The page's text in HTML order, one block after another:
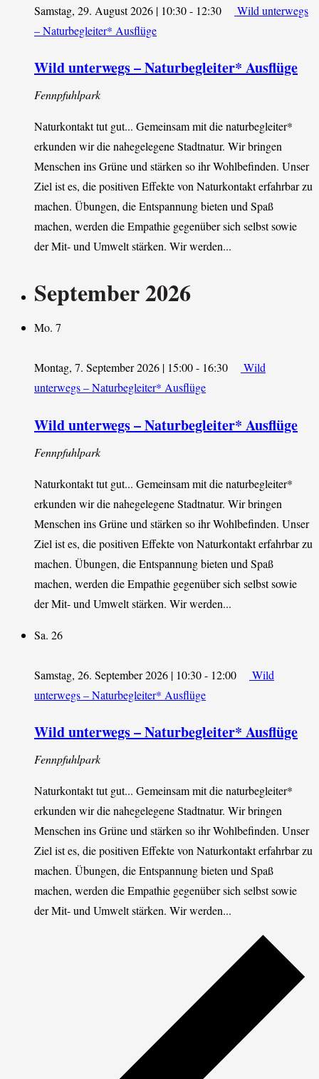
Samstag, 29. August 2026 | 10:30- 12:30
Wild unterwegs
– Naturbegleiter* Ausflüge
Wild unterwegs – Naturbegleiter* Ausflüge
Fennpfuhlpark
Naturkontakt tut gut... Gemeinsam mit die naturbegleiter*
erkunden wir die nahegelegene Stadtnatur. Wir bringen
Menschen ins Grüne und stärken so ihr Wohlbefinden. Unser
Ziel ist es, die positiven Effekte von Naturkontakt erfahrbar zu
machen. Übungen, die Entspannung bieten und Spaß
machen, werden die Empathie gegenüber sich selbst sowie
der Mit- und Umwelt stärken. Wir werden...
September 2026
Mo. 7
Montag, 7. September 2026 | 15:00- 16:30
Wild
unterwegs – Naturbegleiter* Ausflüge
Wild unterwegs – Naturbegleiter* Ausflüge
Fennpfuhlpark
Naturkontakt tut gut... Gemeinsam mit die naturbegleiter*
erkunden wir die nahegelegene Stadtnatur. Wir bringen
Menschen ins Grüne und stärken so ihr Wohlbefinden. Unser
Ziel ist es, die positiven Effekte von Naturkontakt erfahrbar zu
machen. Übungen, die Entspannung bieten und Spaß
machen, werden die Empathie gegenüber sich selbst sowie
der Mit- und Umwelt stärken. Wir werden...
Sa. 26
Samstag, 26. September 2026 | 10:30- 12:00
Wild
unterwegs – Naturbegleiter* Ausflüge
Wild unterwegs – Naturbegleiter* Ausflüge
Fennpfuhlpark
Naturkontakt tut gut... Gemeinsam mit die naturbegleiter*
erkunden wir die nahegelegene Stadtnatur. Wir bringen
Menschen ins Grüne und stärken so ihr Wohlbefinden. Unser
Ziel ist es, die positiven Effekte von Naturkontakt erfahrbar zu
machen. Übungen, die Entspannung bieten und Spaß
machen, werden die Empathie gegenüber sich selbst sowie
der Mit- und Umwelt stärken. Wir werden...